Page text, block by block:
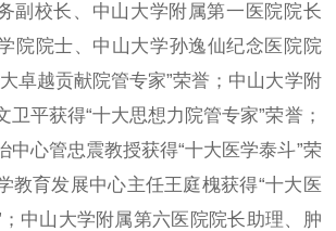
副校长、中山大学附属第一医院院长
院院士、中山大学孙逸仙纪念医院院
卓越贡献院管专家”荣誉；中山大学附
卫平获得“十大思想力院管专家”荣誉；
中心管忠震教授获得“十大医学泰斗”荣
教育发展中心主任王庭槐获得“十大医
中山大学附属第六医院院长助理、肿